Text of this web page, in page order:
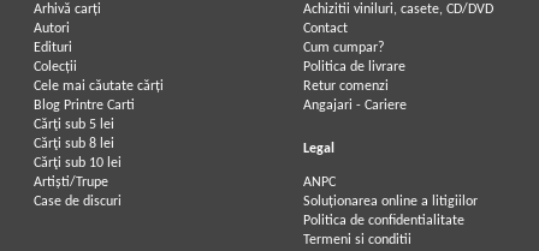
Arhivă carți
Autori
Edituri
Colecții
Cele mai căutate cărți
Blog Printre Carti
Cărţi sub 5 lei
Cărţi sub 8 lei
Cărţi sub 10 lei
Artiști/Trupe
Case de discuri
Achizitii viniluri, casete, CD/DVD
Contact
Cum cumpar?
Politica de livrare
Retur comenzi
Angajari - Cariere
Legal
ANPC
Soluționarea online a litigiilor
Politica de confidentialitate
Termeni si conditii